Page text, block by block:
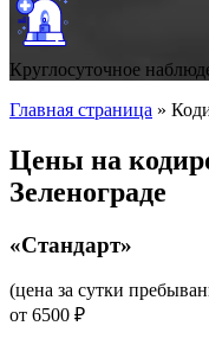
Круглосуточное
Главная страница »
Цены на
Зеленограде
«Стандарт»
(цена за сутки
от 6500 ₽